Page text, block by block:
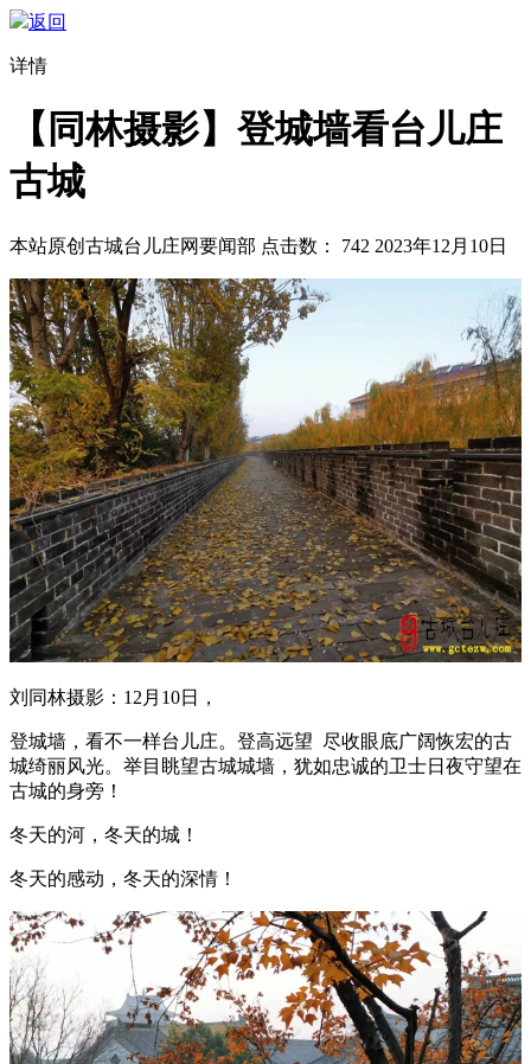
返回
详情
【同林摄影】登城墙看台儿庄
古城
本站原创 古城台儿庄网要闻部 点击数： 742 2023年12月10日
刘同林摄影：12月10日，
登城墙，看不一样台儿庄。登高远望 尽收眼底广阔恢宏的古
城绮丽风光。举目眺望古城城墙，犹如忠诚的卫士日夜守望在
古城的身旁！
冬天的河，冬天的城！
冬天的感动，冬天的深情！